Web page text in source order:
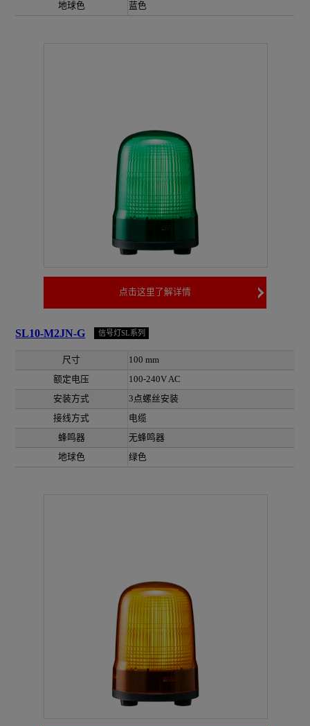
地球色
蓝色
点击这里了解详情
SL10-M2JN-G 信号灯SL系列
尺寸
100 mm
额定电压
100-240V AC
安装方式
3点螺丝安装
接线方式
电缆
蜂鸣器
无蜂鸣器
地球色
绿色